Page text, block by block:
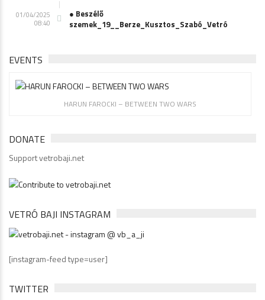
01/04/2025
08:40
● Beszélő
szemek_19__Berze_Kusztos_Szabó_Vetró
EVENTS
HARUN FAROCKI – BETWEEN TWO WARS
DONATE
Support vetrobaji.net
VETRÓ BAJI INSTAGRAM
[instagram-feed type=user]
TWITTER